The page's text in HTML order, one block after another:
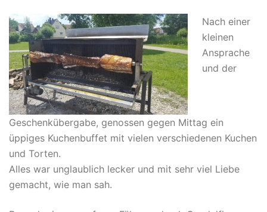
Nach einer
kleinen
Ansprache
und der
Geschenkübergabe, genossen gegen Mittag ein
üppiges Kuchenbuffet mit vielen verschiedenen Kuchen
und Torten.
Alles war unglaublich lecker und mit sehr viel Liebe
gemacht, wie man sah.